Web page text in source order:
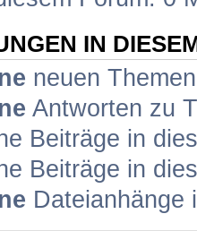
IN
neuen
Antworten zu
Beiträge in
Beiträge in
Dateianhänge